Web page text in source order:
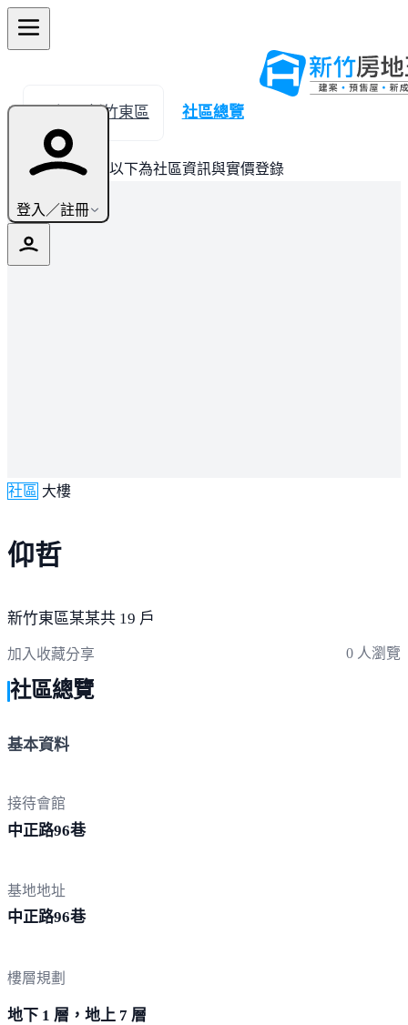
登入／註冊
← 返回新竹東區 社區總覽
此建案已完銷，以下為社區資訊與實價登錄
社區 大樓
仰哲
新竹東區某某共 19 戶
加入收藏分享 0 人瀏覽
社區總覽
基本資料
接待會館
中正路96巷
基地地址
中正路96巷
樓層規劃
地下 1 層，地上 7 層